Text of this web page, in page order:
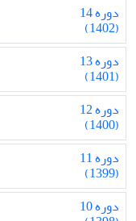
دوره 14
(1402)
دوره 13
(1401)
دوره 12
(1400)
دوره 11
(1399)
دوره 10